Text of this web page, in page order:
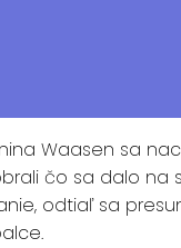
Waasen sa
čo sa dalo na
odtiaľ sa